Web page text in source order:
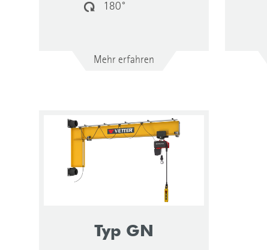
180°
Mehr erfahren
Typ GN